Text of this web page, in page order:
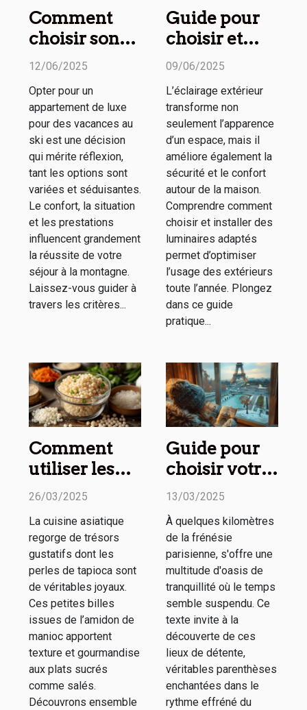
Comment
choisir son
appartement
des vacances
au ski
12/06/2025
Opter pour un
appartement de luxe
pour des vacances au
ski est une décision
qui mérite réflexion,
tant les options sont
variées et séduisantes.
Le confort, la situation
et les prestations
influencent grandement
la réussite de votre
séjour à la montagne.
Laissez-vous guider à
travers les critères...
Guide pour
choisir et
installer un
extérieur
efficace
09/06/2025
L’éclairage extérieur
transforme non
seulement l’apparence
d’un espace, mais il
améliore également la
sécurité et le confort
autour de la maison.
Comprendre comment
choisir et installer des
luminaires adaptés
permet d’optimiser
l’usage des extérieurs
toute l’année. Plongez
dans ce guide
pratique...
Comment
utiliser les
perles de
cuisine
asiatique
26/03/2025
La cuisine asiatique
regorge de trésors
gustatifs dont les
perles de tapioca sont
de véritables joyaux.
Ces petites billes
issues de l’amidon de
manioc apportent
texture et gourmandise
aux plats sucrés
comme salés.
Découvrons ensemble
Guide pour
choisir votre
prochain
week-end
détente
autour de
Paris
13/03/2025
À quelques kilomètres
de la frénésie
parisienne, s'offre une
multitude d'oasis de
tranquillité où le temps
semble suspendu. Ce
texte invite à la
découverte de ces
lieux de détente,
véritables parenthèses
enchantées dans le
rythme effréné du